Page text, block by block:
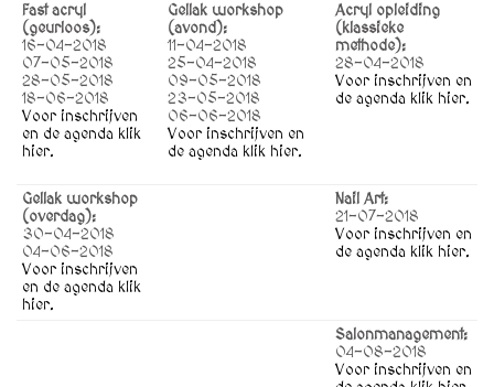
Fast acryl
(geurloos):
16-04-2018
07-05-2018
28-05-2018
18-06-2018
Voor inschrijven
en de agenda klik
hier.
Gellak workshop
(avond):
11-04-2018
25-04-2018
09-05-2018
23-05-2018
06-06-2018
Voor inschrijven en
de agenda klik hier.
Acryl opleiding
(klassieke
methode):
28-04-2018
Voor inschrijven en
de agenda klik hier.
Gellak workshop
(overdag):
30-04-2018
04-06-2018
Voor inschrijven
en de agenda klik
hier.
Nail Art:
21-07-2018
Voor inschrijven en
de agenda klik hier.
Salonmanagement:
04-08-2018
Voor inschrijven en